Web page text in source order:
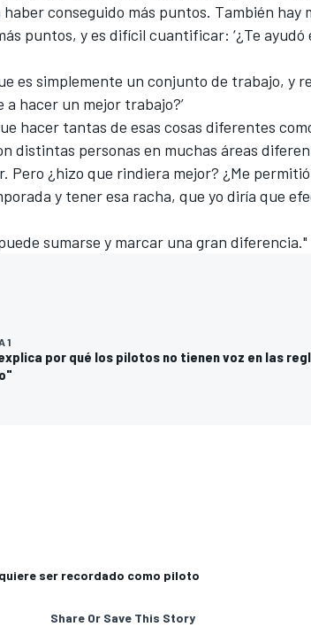
conseguido más puntos. También hay
puntos, y es difícil cuantificar: ‘¿Te ayudó
es simplemente un conjunto de trabajo, y
hacer un mejor trabajo?’
hacer tantas de esas cosas diferentes
distintas personas en muchas áreas
Pero ¿hizo que rindiera mejor? ¿Me
y tener esa racha, que yo diría que
sumarse y marcar una gran diferencia."
1
por qué los pilotos no tienen voz en las
ser recordado como piloto
Share Or Save This Story